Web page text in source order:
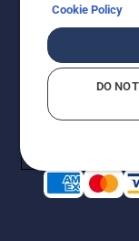
© Husqvarna
getoonde
vermelde
tenzij het
Cookiebeleid
Cookie Policy
DO